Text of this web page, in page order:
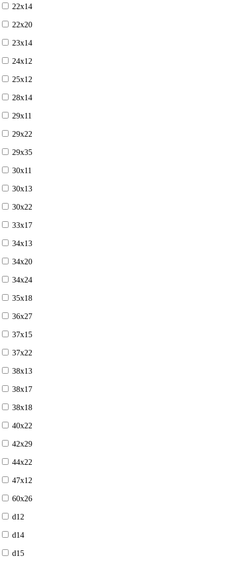
22x14
22x20
23x14
24x12
25x12
28x14
29x11
29x22
29x35
30x11
30x13
30x22
33x17
34x13
34x20
34x24
35x18
36x27
37x15
37x22
38x13
38x17
38x18
40x22
42x29
44x22
47x12
60x26
d12
d14
d15